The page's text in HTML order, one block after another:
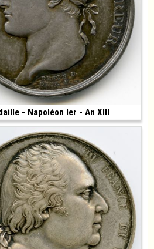
- Napoléon Ier - An XIII
• 26 mm)